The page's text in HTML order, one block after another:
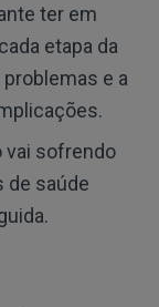
ter em
etapa da
e a
vai sofrendo
de saúde